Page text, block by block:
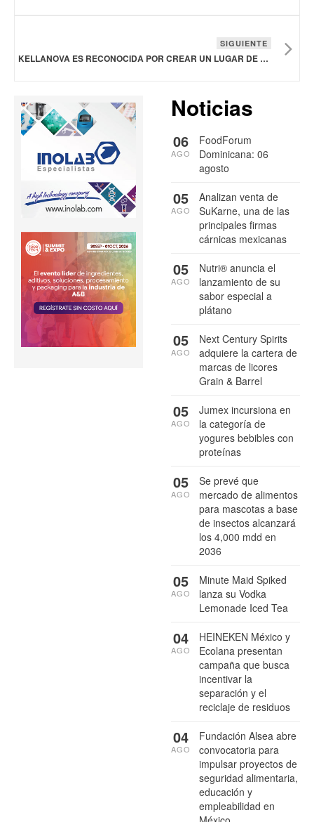
SIGUIENTE
KELLANOVA ES RECONOCIDA POR CREAR UN LUGAR DE TRABAJO INCLUSIVO
Noticias
FoodForum
Dominicana: 06
agosto
06
AGO
Analizan venta de
SuKarne, una de las
principales firmas
cárnicas mexicanas
05
AGO
Nutri® anuncia el
lanzamiento de su
sabor especial a
plátano
05
AGO
Next Century Spirits
adquiere la cartera de
marcas de licores
Grain & Barrel
05
AGO
Jumex incursiona en
la categoría de
yogures bebibles con
proteínas
05
AGO
Se prevé que
mercado de alimentos
para mascotas a base
de insectos alcanzará
los 4,000 mdd en
2036
05
AGO
Minute Maid Spiked
lanza su Vodka
Lemonade Iced Tea
05
AGO
HEINEKEN México y
Ecolana presentan
campaña que busca
incentivar la
separación y el
reciclaje de residuos
04
AGO
Fundación Alsea abre
convocatoria para
impulsar proyectos de
seguridad alimentaria,
educación y
empleabilidad en
04
AGO